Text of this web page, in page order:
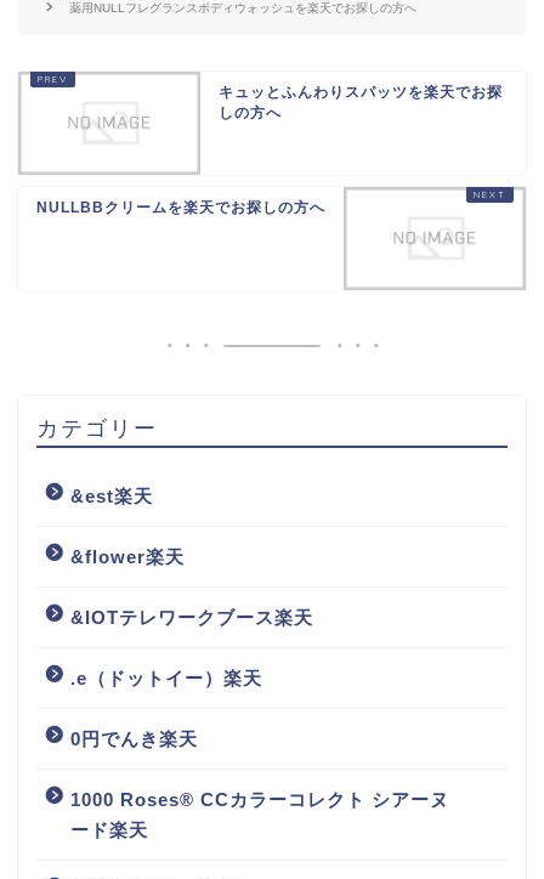
薬用NULLフレグランスボディウォッシュを楽天でお探しの方へ
キュッとふんわりスパッツを楽天でお探
しの方へ
NULLBBクリームを楽天でお探しの方へ
カテゴリー
&est楽天
&flower楽天
&IOTテレワークブース楽天
.e（ドットイー）楽天
0円でんき楽天
1000 Roses® CCカラーコレクト シアーヌ
ード楽天